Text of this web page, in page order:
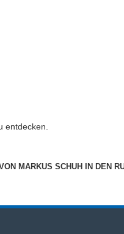
entdecken.
MARKUS SCHUH IN DEN